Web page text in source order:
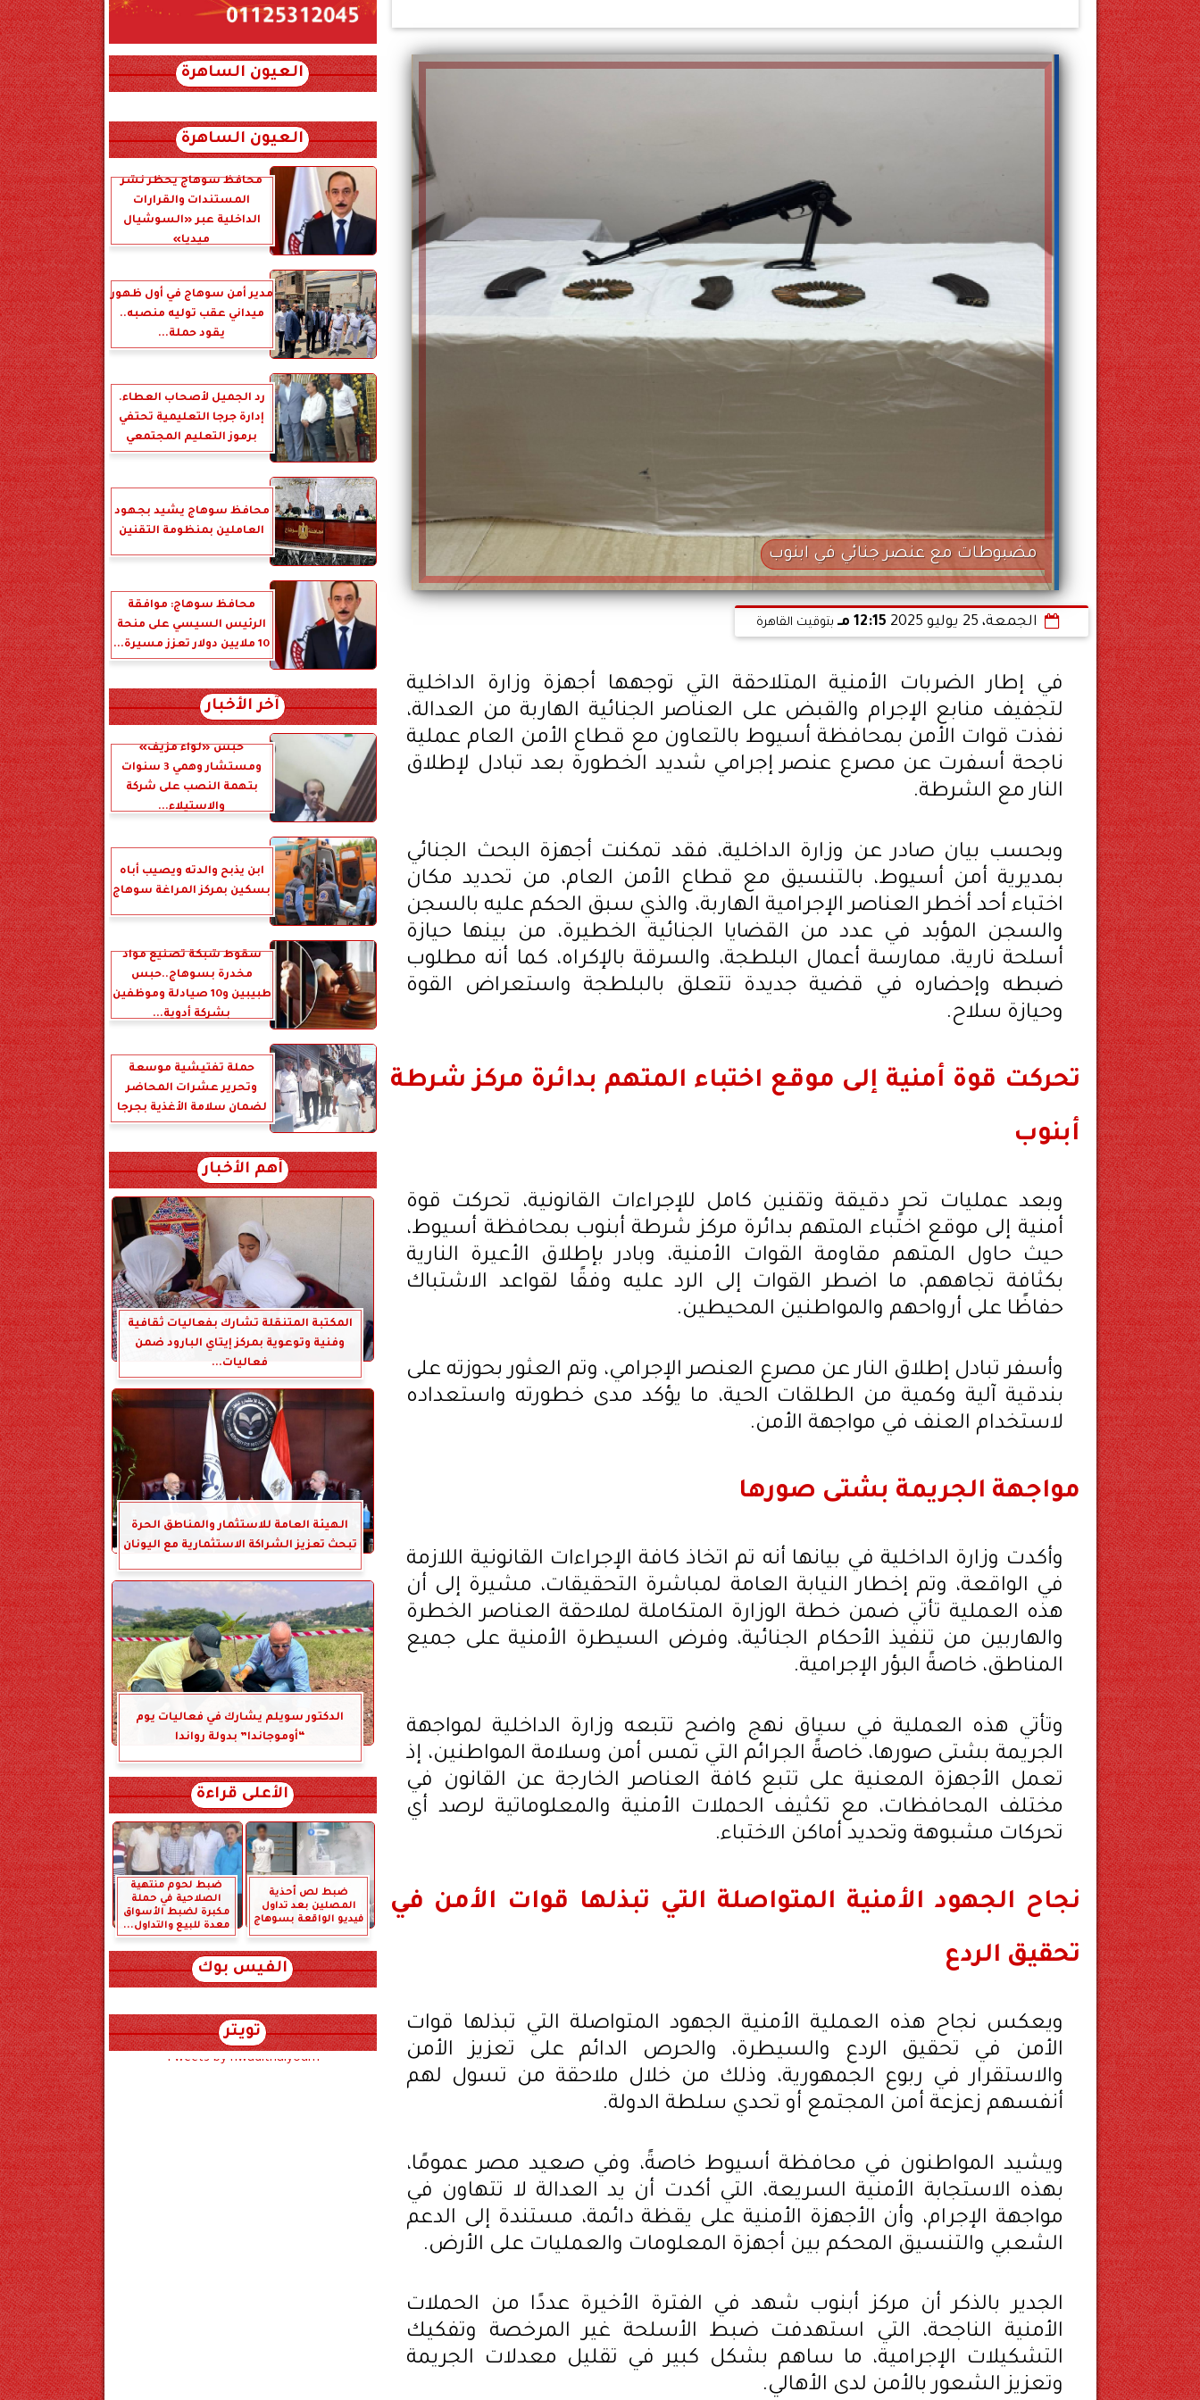
مضبوطات مع عنصر جنائي في ابنوب
الجمعة، 25 يوليو 2025 12:15 مـ بتوقيت القاهرة
في إطار الضربات الأمنية المتلاحقة التي توجهها أجهزة وزارة الداخلية
لتجفيف منابع الإجرام والقبض على العناصر الجنائية الهاربة من العدالة،
نفذت قوات الأمن بمحافظة أسيوط بالتعاون مع قطاع الأمن العام عملية
ناجحة أسفرت عن مصرع عنصر إجرامي شديد الخطورة بعد تبادل لإطلاق
النار مع الشرطة.
وبحسب بيان صادر عن وزارة الداخلية، فقد تمكنت أجهزة البحث الجنائي
بمديرية أمن أسيوط، بالتنسيق مع قطاع الأمن العام، من تحديد مكان
اختباء أحد أخطر العناصر الإجرامية الهاربة، والذي سبق الحكم عليه بالسجن
والسجن المؤبد في عدد من القضايا الجنائية الخطيرة، من بينها حيازة
أسلحة نارية، ممارسة أعمال البلطجة، والسرقة بالإكراه، كما أنه مطلوب
ضبطه وإحضاره في قضية جديدة تتعلق بالبلطجة واستعراض القوة
وحيازة سلاح.
تحركت قوة أمنية إلى موقع اختباء المتهم بدائرة مركز شرطة
أبنوب
وبعد عمليات تحرٍ دقيقة وتقنين كامل للإجراءات القانونية، تحركت قوة
أمنية إلى موقع اختباء المتهم بدائرة مركز شرطة أبنوب بمحافظة أسيوط،
حيث حاول المتهم مقاومة القوات الأمنية، وبادر بإطلاق الأعيرة النارية
بكثافة تجاههم، ما اضطر القوات إلى الرد عليه وفقًا لقواعد الاشتباك
حفاظًا على أرواحهم والمواطنين المحيطين.
وأسفر تبادل إطلاق النار عن مصرع العنصر الإجرامي، وتم العثور بحوزته على
بندقية آلية وكمية من الطلقات الحية، ما يؤكد مدى خطورته واستعداده
لاستخدام العنف في مواجهة الأمن.
مواجهة الجريمة بشتى صورها
وأكدت وزارة الداخلية في بيانها أنه تم اتخاذ كافة الإجراءات القانونية اللازمة
في الواقعة، وتم إخطار النيابة العامة لمباشرة التحقيقات، مشيرة إلى أن
هذه العملية تأتي ضمن خطة الوزارة المتكاملة لملاحقة العناصر الخطرة
والهاربين من تنفيذ الأحكام الجنائية، وفرض السيطرة الأمنية على جميع
المناطق، خاصةً البؤر الإجرامية.
وتأتي هذه العملية في سياق نهج واضح تتبعه وزارة الداخلية لمواجهة
الجريمة بشتى صورها، خاصةً الجرائم التي تمس أمن وسلامة المواطنين، إذ
تعمل الأجهزة المعنية على تتبع كافة العناصر الخارجة عن القانون في
مختلف المحافظات، مع تكثيف الحملات الأمنية والمعلوماتية لرصد أي
تحركات مشبوهة وتحديد أماكن الاختباء.
نجاح الجهود الأمنية المتواصلة التي تبذلها قوات الأمن في
تحقيق الردع
ويعكس نجاح هذه العملية الأمنية الجهود المتواصلة التي تبذلها قوات
الأمن في تحقيق الردع والسيطرة، والحرص الدائم على تعزيز الأمن
والاستقرار في ربوع الجمهورية، وذلك من خلال ملاحقة من تسول لهم
أنفسهم زعزعة أمن المجتمع أو تحدي سلطة الدولة.
ويشيد المواطنون في محافظة أسيوط خاصةً، وفي صعيد مصر عمومًا،
بهذه الاستجابة الأمنية السريعة، التي أكدت أن يد العدالة لا تتهاون في
مواجهة الإجرام، وأن الأجهزة الأمنية على يقظة دائمة، مستندة إلى الدعم
الشعبي والتنسيق المحكم بين أجهزة المعلومات والعمليات على الأرض.
الجدير بالذكر أن مركز أبنوب شهد في الفترة الأخيرة عددًا من الحملات
الأمنية الناجحة، التي استهدفت ضبط الأسلحة غير المرخصة وتفكيك
التشكيلات الإجرامية، ما ساهم بشكل كبير في تقليل معدلات الجريمة
وتعزيز الشعور بالأمن لدى الأهالي.
العيون الساهرة
العيون الساهرة
محافظ سوهاج يحظر نشر
المستندات والقرارات
الداخلية عبر «السوشيال
ميديا»
مدير أمن سوهاج في أول ظهور
ميداني عقب توليه منصبه..
يقود حملة...
رد الجميل لأصحاب العطاء.
إدارة جرجا التعليمية تحتفي
برموز التعليم المجتمعي
محافظ سوهاج يشيد بجهود
العاملين بمنظومة التقنين
محافظ سوهاج: موافقة
الرئيس السيسي على منحة
10 ملايين دولار تعزز مسيرة...
آخر الأخبار
حبس «لواء مزيف»
ومستشار وهمي 3 سنوات
بتهمة النصب على شركة
والاستيلاء...
ابن يذبح والدته ويصيب أباه
بسكين بمركز المراغة سوهاج
سقوط شبكة تصنيع مواد
مخدرة بسوهاج..حبس
طبيبين و10 صيادلة وموظفين
بشركة أدوية...
حملة تفتيشية موسعة
وتحرير عشرات المحاضر
لضمان سلامة الأغذية بجرجا
أهم الأخبار
المكتبة المتنقلة تشارك بفعاليات ثقافية
وفنية وتوعوية بمركز إيتاي البارود ضمن
فعاليات...
الهيئة العامة للاستثمار والمناطق الحرة
تبحث تعزيز الشراكة الاستثمارية مع اليونان
الدكتور سويلم يشارك في فعاليات يوم
“أوموجاندا” بدولة رواندا
الأعلى قراءة
ضبط لص أحذية
المصلين بعد تداول
فيديو الواقعة بسوهاج
ضبط لحوم منتهية
الصلاحية في حملة
مكبرة لضبط الأسواق
معدة للبيع والتداول...
الفيس بوك
تويتر
Tweets by hwadithalyoum